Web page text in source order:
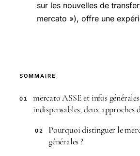
sur les nouvelles de
mercato »), offre une
SOMMAIRE
01
mercato ASSE et infos
indispensables, deux approches
02
Pourquoi distinguer le
générales ?